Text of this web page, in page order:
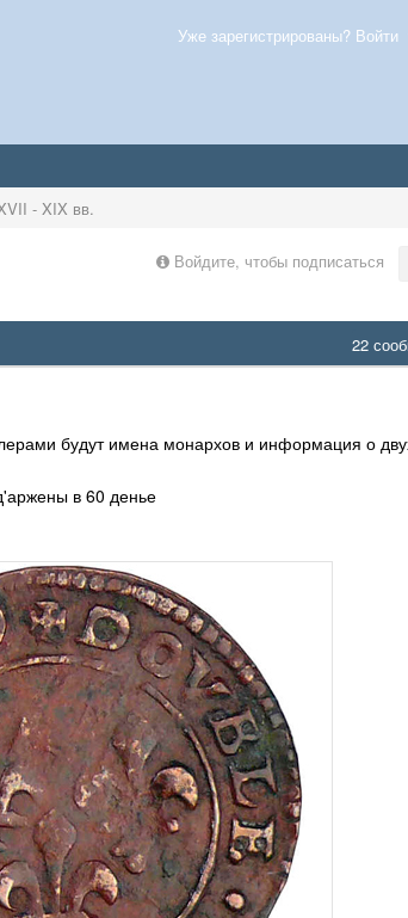
Уже зарегистрированы? Войти
- XIX вв.
Войдите, чтобы подписаться
22
будут имена монархов и информация о
в 60 денье